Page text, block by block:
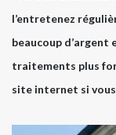
l’entretenez
beaucoup
traitements plus
site internet si